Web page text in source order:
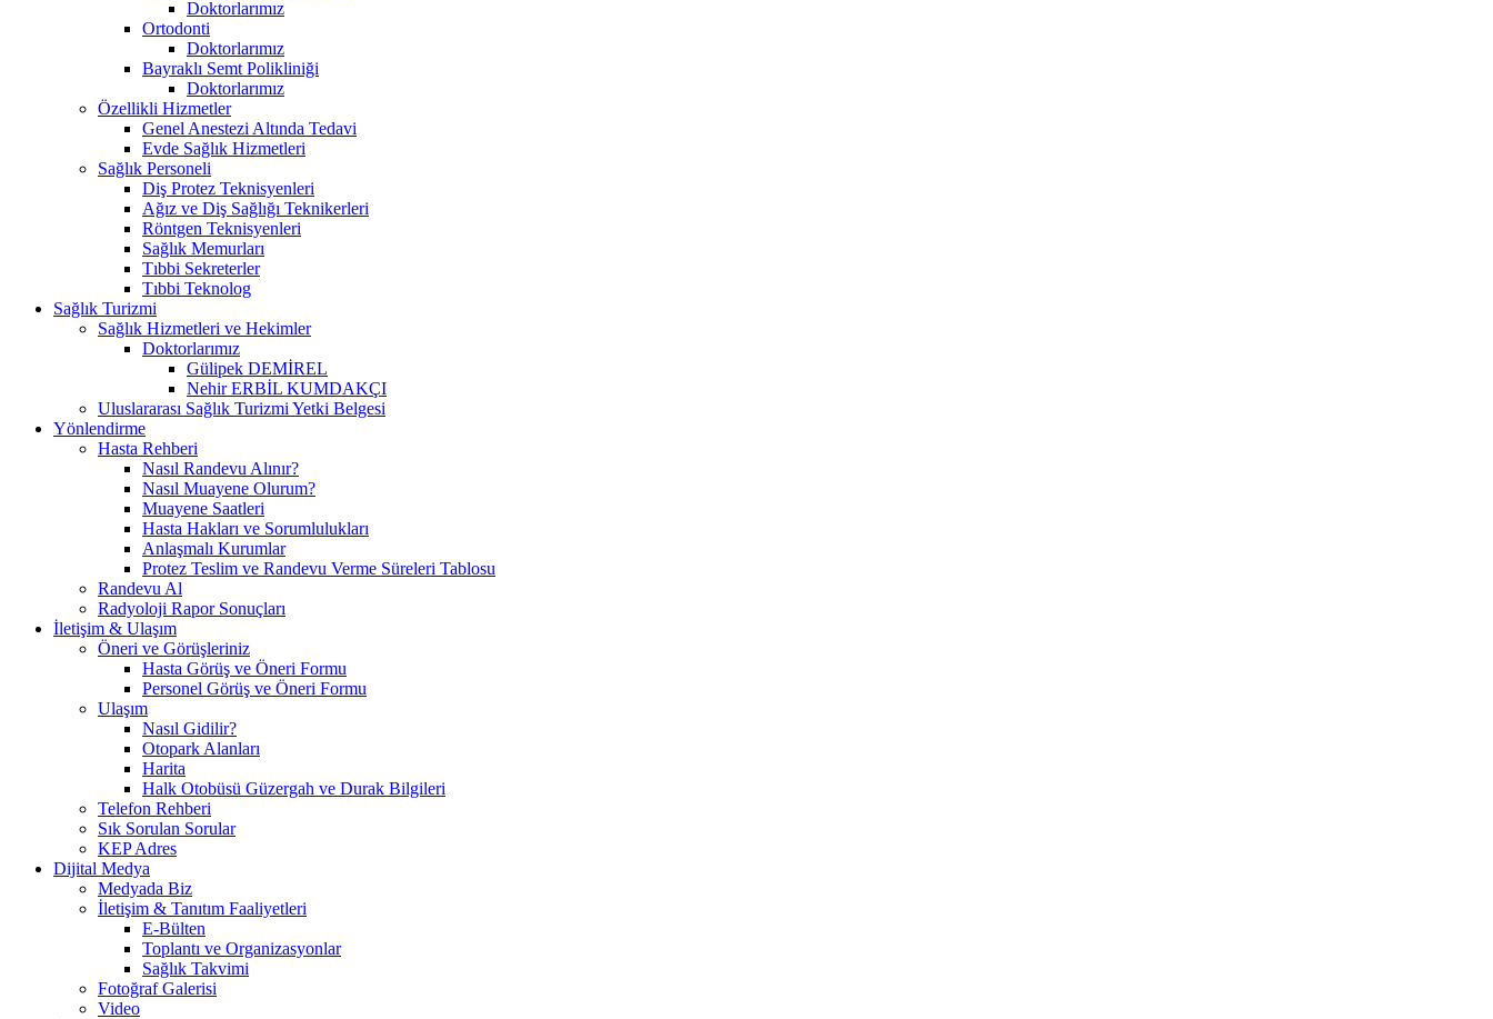
Doktorlarımız
Ortodonti
Doktorlarımız
Bayraklı Semt Polikliniği
Doktorlarımız
Özellikli Hizmetler
Genel Anestezi Altında Tedavi
Evde Sağlık Hizmetleri
Sağlık Personeli
Diş Protez Teknisyenleri
Ağız ve Diş Sağlığı Teknikerleri
Röntgen Teknisyenleri
Sağlık Memurları
Tıbbi Sekreterler
Tıbbi Teknolog
Sağlık Turizmi
Sağlık Hizmetleri ve Hekimler
Doktorlarımız
Gülipek DEMİREL
Nehir ERBİL KUMDAKÇI
Uluslararası Sağlık Turizmi Yetki Belgesi
Yönlendirme
Hasta Rehberi
Nasıl Randevu Alınır?
Nasıl Muayene Olurum?
Muayene Saatleri
Hasta Hakları ve Sorumlulukları
Anlaşmalı Kurumlar
Protez Teslim ve Randevu Verme Süreleri Tablosu
Randevu Al
Radyoloji Rapor Sonuçları
İletişim & Ulaşım
Öneri ve Görüşleriniz
Hasta Görüş ve Öneri Formu
Personel Görüş ve Öneri Formu
Ulaşım
Nasıl Gidilir?
Otopark Alanları
Harita
Halk Otobüsü Güzergah ve Durak Bilgileri
Telefon Rehberi
Sık Sorulan Sorular
KEP Adres
Dijital Medya
Medyada Biz
İletişim & Tanıtım Faaliyetleri
E-Bülten
Toplantı ve Organizasyonlar
Sağlık Takvimi
Fotoğraf Galerisi
Video